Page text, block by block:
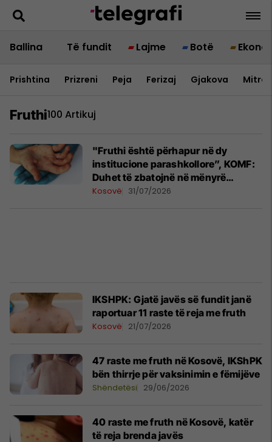
Ballina Të fundit Lajme Botë
Prishtina Prizreni Peja Ferizaj Gjakova
Fruthi100 Artikuj
"Fruthi është përhapur në dy
institucione parashkollore”, KOMF:
Duhet të zbatojnë në mënyrë
rigoroze kërkesat për vaksinim
Kosovë 31/07/2026
IKSHPK: Gjatë javës së fundit janë
raportuar 11 raste të reja me fruth
Kosovë 21/07/2026
47 raste me fruth në Kosovë, IKShPK
bën thirrje për vaksinimin e fëmijëve
Shëndetësi 29/06/2026
​40 raste me fruth në Kosovë, katër
të reja brenda javës